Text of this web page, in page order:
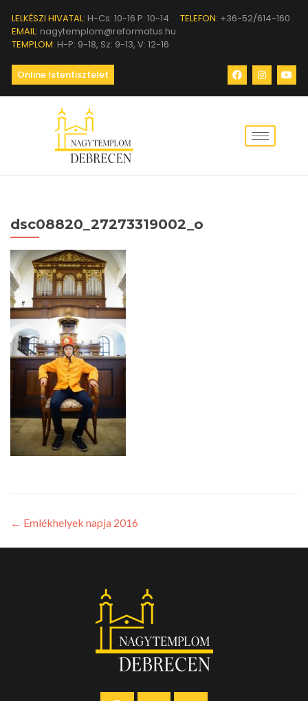
LELKÉSZI HIVATAL: H-Cs: 10-16 P: 10-14 TELEFON: +36-52/614-160
EMAIL: nagytemplom@reformatus.hu
TEMPLOM: H-P: 9-18, Sz: 9-13, V: 12-16
Online Istentisztelet
dsc08820_27273319002_o
← Emlékhelyek napja 2016